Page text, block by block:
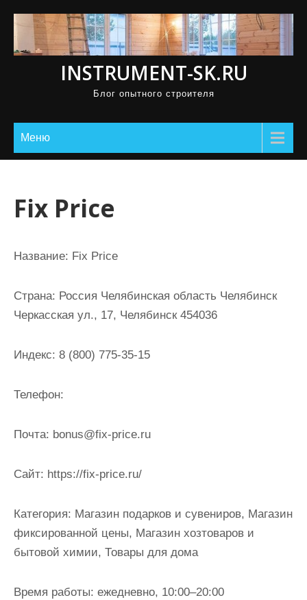
ь
INSTRUMENT-SK.RU
Блог опытного строителя
Меню
Fix Price
Название: Fix Price
Страна: Россия Челябинская область Челябинск
Черкасская ул., 17, Челябинск 454036
Индекс: 8 (800) 775-35-15
Телефон:
Почта: bonus@fix-price.ru
Cайт: https://fix-price.ru/
Категория: Магазин подарков и сувениров, Магазин
фиксированной цены, Магазин хозтоваров и
бытовой химии, Товары для дома
Время работы: ежедневно, 10:00–20:00